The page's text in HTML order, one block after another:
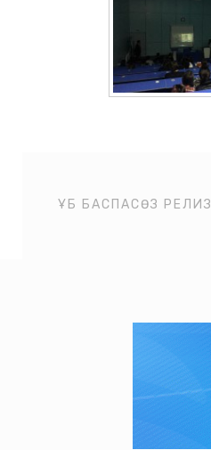
ҰБ БАСПАСӨЗ РЕЛИЗІ